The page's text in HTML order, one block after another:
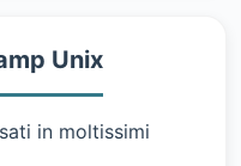
Unix
in moltissimi